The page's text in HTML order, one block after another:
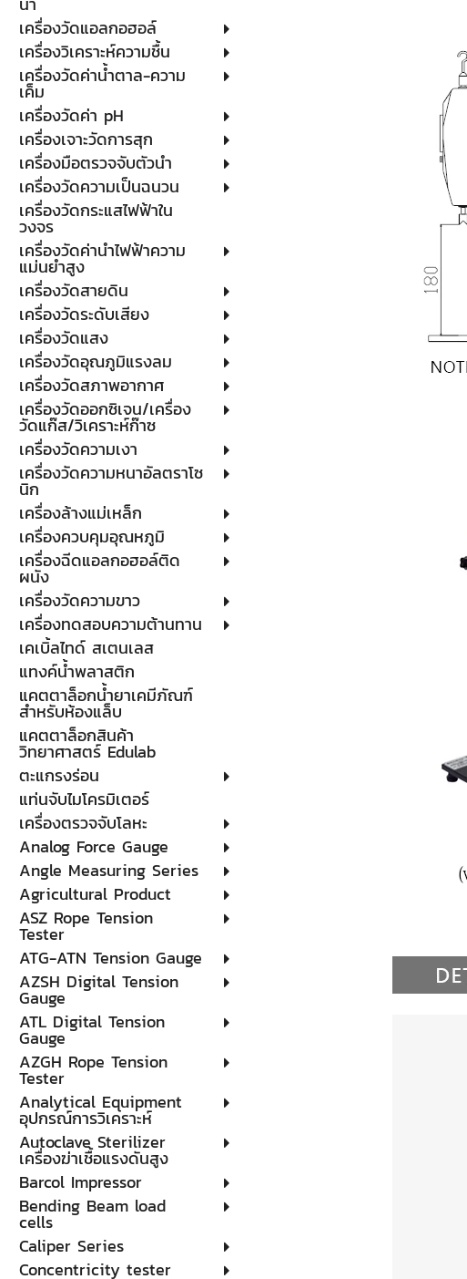
เครื่องวัดแอลกอฮอล์
เครื่องวิเคราะห์ความชื้น
เครื่องวัดค่าน้ำตาล-ความ
เค็ม
เครื่องวัดค่า pH
เครื่องเจาะวัดการสุก
เครื่องมือตรวจจับตัวนำ
เครื่องวัดความเป็นฉนวน
เครื่องวัดกระแสไฟฟ้าใน
วงจร
เครื่องวัดค่านำไฟฟ้าความ
แม่นยำสูง
เครื่องวัดสายดิน
เครื่องวัดระดับเสียง
เครื่องวัดแสง
เครื่องวัดอุณภูมิแรงลม
เครื่องวัดสภาพอากาศ
เครื่องวัดออกซิเจน/เครื่อง
วัดแก๊ส/วิเคราะห์ก๊าซ
เครื่องวัดความเงา
เครื่องวัดความหนาอัลตราโซ
นิก
เครื่องล้างแม่เหล็ก
เครื่องควบคุมอุณหภูมิ
เครื่องฉีดแอลกอฮอล์ติด
ผนัง
เครื่องวัดความขาว
เครื่องทดสอบความต้านทาน
เคเบิ้ลไทด์ สเตนเลส
แทงค์น้ำพลาสติก
แคตตาล็อกน้ำยาเคมีภัณฑ์
สำหรับห้องแล็บ
แคตตาล็อกสินค้า
วิทยาศาสตร์ Edulab
ตะแกรงร่อน
แท่นจับไมโครมิเตอร์
เครื่องตรวจจับโลหะ
Analog Force Gauge
Angle Measuring Series
Agricultural Product
ASZ Rope Tension
Tester
ATG-ATN Tension Gauge
AZSH Digital Tension
Gauge
ATL Digital Tension
Gauge
AZGH Rope Tension
Tester
Analytical Equipment
อุปกรณ์การวิเคราะห์
Autoclave Sterilizer
เครื่องฆ่าเชื้อแรงดันสูง
Barcol Impressor
Bending Beam load
cells
Caliper Series
Concentricity tester